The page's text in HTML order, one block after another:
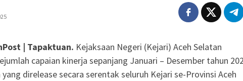
| Tapaktuan. Kejaksaan Negeri (Kejari) Aceh Selatan
capaian kinerja sepanjang Januari – Desember tahun
yang direlease secara serentak seluruh Kejari se-Provinsi Aceh